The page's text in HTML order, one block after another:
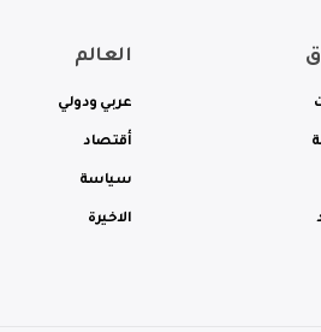
العالم
عربي ودولي
أقتصاد
سياسة
الاخيرة